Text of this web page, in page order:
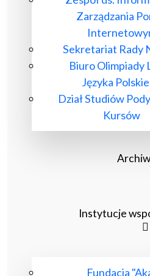
Zarządzania
Sekretariat Rady
Biuro Olimpiady
Języka
Dział Studiów
Kursów
Instytucje
Fundacja